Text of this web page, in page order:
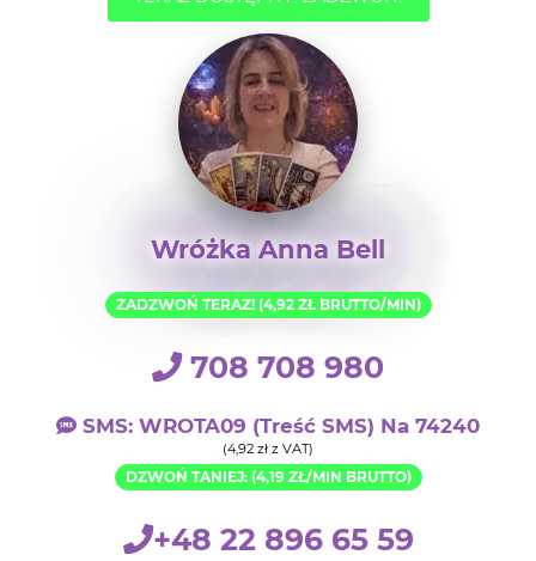
Wróżka Anna Bell
ZADZWOŃ TERAZ! (4,92 ZŁ BRUTTO/MIN)
708 708 980
SMS: WROTA09 (treść SMS) Na 74240
(4,92 zł z VAT)
DZWOŃ TANIEJ: (4,19 ZŁ/MIN BRUTTO)
+48 22 896 65 59